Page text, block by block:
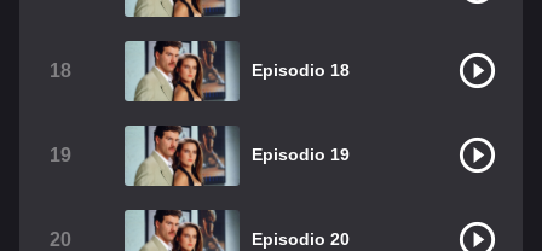
18 Episodio 18
19 Episodio 19
20 Episodio 20